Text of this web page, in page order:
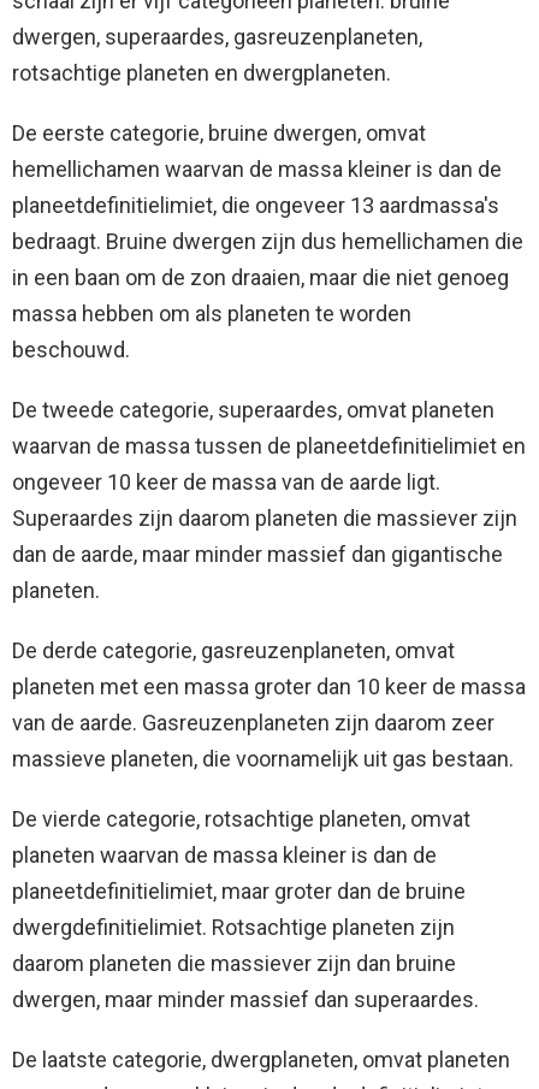
dwergen, superaardes, gasreuzenplaneten,
rotsachtige planeten en dwergplaneten.
De eerste categorie, bruine dwergen, omvat
hemellichamen waarvan de massa kleiner is dan de
planeetdefinitielimiet, die ongeveer 13 aardmassa's
bedraagt. Bruine dwergen zijn dus hemellichamen die
in een baan om de zon draaien, maar die niet genoeg
massa hebben om als planeten te worden
beschouwd.
De tweede categorie, superaardes, omvat planeten
waarvan de massa tussen de planeetdefinitielimiet en
ongeveer 10 keer de massa van de aarde ligt.
Superaardes zijn daarom planeten die massiever zijn
dan de aarde, maar minder massief dan gigantische
planeten.
De derde categorie, gasreuzenplaneten, omvat
planeten met een massa groter dan 10 keer de massa
van de aarde. Gasreuzenplaneten zijn daarom zeer
massieve planeten, die voornamelijk uit gas bestaan.
De vierde categorie, rotsachtige planeten, omvat
planeten waarvan de massa kleiner is dan de
planeetdefinitielimiet, maar groter dan de bruine
dwergdefinitielimiet. Rotsachtige planeten zijn
daarom planeten die massiever zijn dan bruine
dwergen, maar minder massief dan superaardes.
De laatste categorie, dwergplaneten, omvat planeten